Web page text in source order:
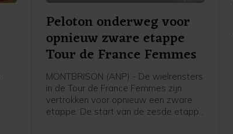
Peloton onderweg voor
opnieuw zware etappe
Tour de France Femmes
MONTBRISON (ANP) - De wielrensters
in de Tour de France Femmes zijn
vertrokken voor opnieuw een zware
etappe. De start van de zesde etappe